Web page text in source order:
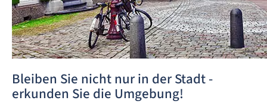
Bleiben Sie nicht nur in der Stadt -
erkunden Sie die Umgebung!